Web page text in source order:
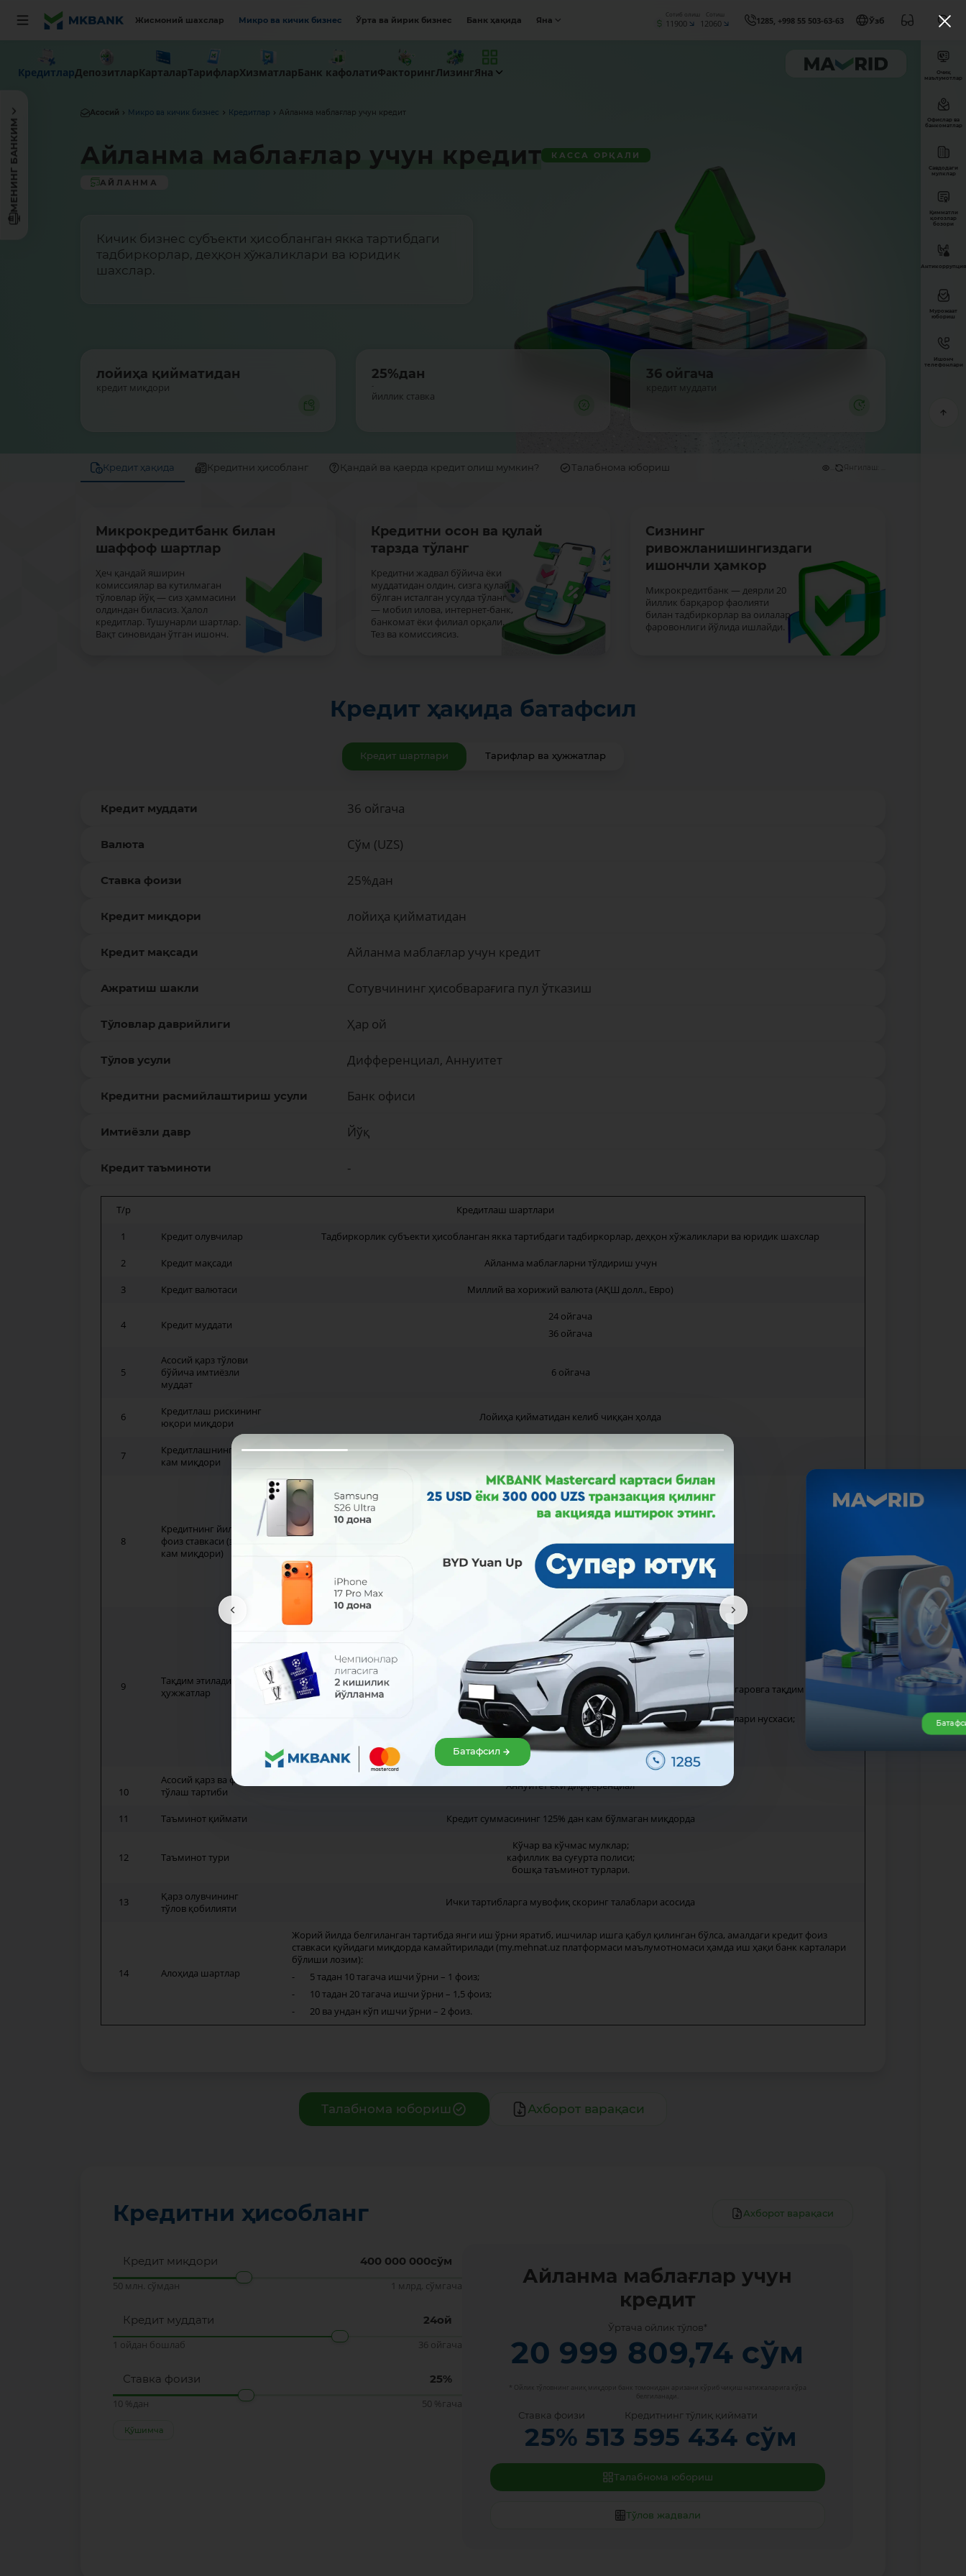
Жисмоний шахслар Микро ва кичик бизнес Ўрта ва йирик бизнес Банк ҳақида Яна
Сотиб олиш
11900
Сотиш
12060 1285, +998 55 503-63-63 Ўзб
МЕНИНГ БАНКИМ
КредитларДепозитларКарталарТарифларХизматларБанк кафолатиФакторингЛизингЯна
Асосий Микро ва кичик бизнес Кредитлар Айланма маблағлар учун кредит
Айланма маблағлар учун кредит КАССА ОРҚАЛИ
АЙЛАНМА
Кичик бизнес субъекти ҳисобланган якка тартибдаги
тадбиркорлар, деҳқон хўжаликлари ва юридик
шахслар.
лойиҳа қийматидан
кредит миқдори
25%дан
-
йиллик ставка
36 ойгача
кредит муддати
Кредит ҳақида Кредитни ҳисобланг Қандай ва қаерда кредит олиш мумкин? Талабнома юбориш Янгилаш: ...
Микрокредитбанк билан
шаффоф шартлар
Ҳеч қандай яширин
комиссиялар ва кутилмаган
тўловлар йўқ — сиз ҳаммасини
олдиндан биласиз. Ҳалол
кредитлар. Тушунарли шартлар.
Вақт синовидан ўтган ишонч.
Кредитни осон ва қулай
тарзда тўланг
Кредитни жадвал бўйича ёки
муддатидан олдин, сизга қулай
бўлган исталган усулда тўланг
— мобил илова, интернет-банк,
банкомат ёки филиал орқали.
Тез ва комиссиясиз.
Сизнинг
ривожланишингиздаги
ишончли ҳамкор
Микрокредитбанк — деярли 20
йиллик барқарор фаолияти
билан тадбиркорлар ва оилалар
фаровонлиги йўлида ишлайди.
Кредит ҳақида батафсил
Кредит шартлари Тарифлар ва ҳужжатлар
Кредит муддати 36 ойгача
Валюта Сўм (UZS)
Ставка фоизи 25%дан
Кредит миқдори лойиҳа қийматидан
Кредит мақсади Айланма маблағлар учун кредит
Ажратиш шакли Сотувчининг ҳисобварағига пул ўтказиш
Тўловлар даврийлиги Ҳар ой
Тўлов усули Дифференциал, Аннуитет
Кредитни расмийлаштириш усули Банк офиси
Имтиёзли давр Йўқ
Кредит таъминоти -
Т/р Кредитлаш шартлари
1 Кредит олувчилар Тадбиркорлик субъекти ҳисобланган якка тартибдаги тадбиркорлар, деҳқон хўжаликлари ва юридик шахслар
2 Кредит мақсади Айланма маблағларни тўлдириш учун
3 Кредит валютаси Миллий ва хорижий валюта (АҚШ долл., Евро)
4 Кредит муддати
24 ойгача
36 ойгача
5
Асосий қарз тўлови
бўйича имтиёзли
муддат
6 ойгача
6
Кредитлаш рискининг
юқори миқдори
Лойиҳа қийматидан келиб чиққан ҳолда
7
Кредитлашнинг энг
кам миқдори
8
Кредитнинг йиллик
фоиз ставкаси (энг
кам миқдори)
Миллий валютада:
- 12 ойгача – 25 фоиз;
- 12 ойдан ортиқ – 26 фоиз;
- Бош битим доирасида ажратиладиган кредит - 25 фоиз.
АҚШ долларида 14 фоиздан кам бўлмаган
Еврода 13 фоиздан кам бўлмаган
9
Тақдим этиладиган
ҳужжатлар
- кредит буюртма;
- товар ва маҳсулотлар (хизматлар) бўйича тузилган олди-сотди шартномаси нусхаси;
- импорт шартномаси (хорижий валютадаги кредит учун);
- агар қарз олувчи ёки гаровга қўювчи юридик шахс бўлса, мулкдорларининг кредит олишга ва гаровга тақдим этишга
розилигини тасдиқловчи ҳужжатлар асл нусхаси;
- фаолиятни амалга ошириш ва офис бино-иншоотидан фойдаланиш ҳуқуқини берувчи ҳужжатлари нусхаси;
- кредит таъминоти ҳужжатлари;
- кредит буюртманомасини ўрганиш давомида қўшимча ҳужжатлар талаб этилиши мумкин.
10
Асосий қарз ва фоиз
тўлаш тартиби
Аннуитет ёки дифференциал
11 Таъминот қиймати Кредит суммасининг 125% дан кам бўлмаган миқдорда
12 Таъминот тури
Кўчар ва кўчмас мулклар;
кафиллик ва суғурта полиси;
бошқа таъминот турлари.
13
Қарз олувчининг
тўлов қобилияти
Ички тартибларга мувофиқ скоринг талаблари асосида
14 Алоҳида шартлар
Жорий йилда белгиланган тартибда янги иш ўрни яратиб, ишчилар ишга қабул қилинган бўлса, амалдаги кредит фоиз
ставкаси қуйидаги миқдорда камайтирилади (my.mehnat.uz платформаси маълумотномаси ҳамда иш ҳақи банк карталари
бўлиши лозим):
- 5 тадан 10 тагача ишчи ўрни – 1 фоиз;
- 10 тадан 20 тагача ишчи ўрни – 1,5 фоиз;
- 20 ва ундан кўп ишчи ўрни – 2 фоиз.
Талабнома юбориш Ахборот варақаси
Кредитни ҳисобланг Ахборот варақаси
Кредит миқдори 400 000 000сўм
50 млн. сўмдан 1 млрд. сўмгача
Кредит муддати 24ой
1 ойдан бошлаб 36 ойгача
Ставка фоизи 25%
10 %дан 50 %гача
Қўшимча
Айланма маблағлар учун
кредит
Ўртача ойлик тўлов*
20 999 809,74сўм
* Ойлик тўловнинг аниқ миқдори банк томонидан аризани кўриб чиқиш натижаларига кўра
белгиланади.
Ставка фоизи
25%
Кредитнинг тўлиқ қиймати
513 595 434 сўм
Талабнома юбориш
Тўлов жадвали
Очиқ
маълумотлар
Офислар ва
банкоматлар
Савдодаги
мулклар
Қимматли
қоғозлар
бозори
Антикоррупция
Мурожаат
юбориш
Ишонч
телефонлари
Батафсил